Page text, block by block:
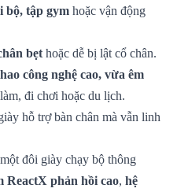
bộ, tập gym hoặc vận động
bẹt hoặc dễ bị lật cổ chân.
công nghệ cao, vừa êm
đi chơi hoặc du lịch.
hỗ trợ bàn chân mà vẫn linh
đôi giày chạy bộ thông
ReactX phản hồi cao, hệ